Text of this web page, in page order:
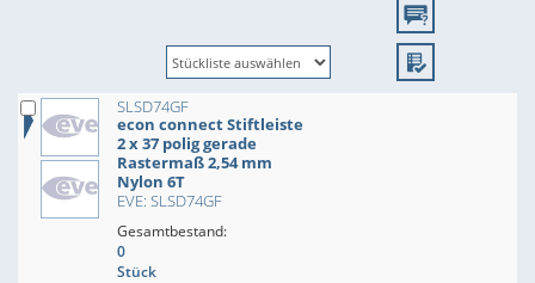
SLSD74GF
econ connect Stiftleiste
2 x 37 polig gerade
Rastermaß 2,54 mm
Nylon 6T
EVE: SLSD74GF
Gesamtbestand:
0
Stück